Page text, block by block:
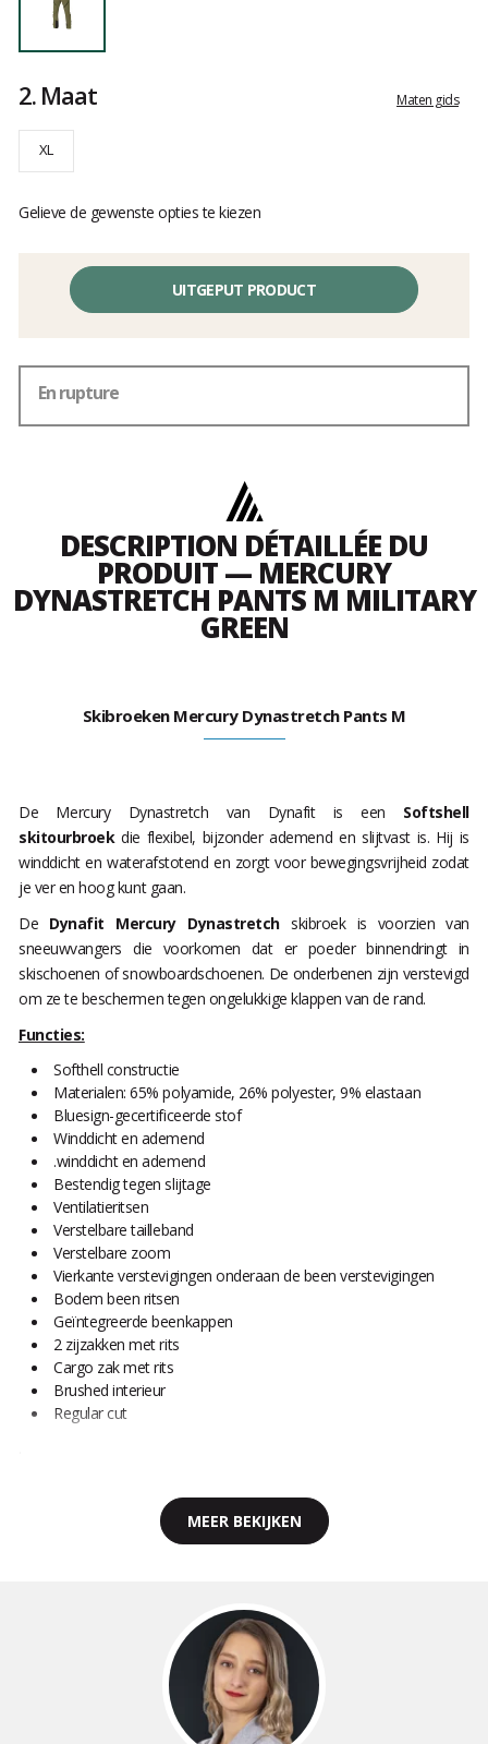
2.Maat Maten gids
XL
Gelieve de gewenste opties te kiezen
UITGEPUT PRODUCT
En rupture
DESCRIPTION DÉTAILLÉE DU
PRODUIT — MERCURY
DYNASTRETCH PANTS M MILITARY
GREEN
Skibroeken Mercury Dynastretch Pants M
De Mercury Dynastretch van Dynafit is een Softshell
skitourbroekdie flexibel, bijzonder ademend en slijtvast is. Hij is
winddicht en waterafstotend en zorgt voor bewegingsvrijheid zodat
je ver en hoog kunt gaan.
De Dynafit Mercury Dynastretch skibroek is voorzien van
sneeuwvangers die voorkomen dat er poeder binnendringt in
skischoenen of snowboardschoenen. De onderbenen zijn verstevigd
om ze te beschermen tegen ongelukkige klappen van de rand.
Functies:
Softhell constructie
Materialen: 65% polyamide, 26% polyester, 9% elastaan
Bluesign-gecertificeerde stof
Winddicht en ademend
.winddicht en ademend
Bestendig tegen slijtage
Ventilatieritsen
Verstelbare tailleband
Verstelbare zoom
Vierkante verstevigingen onderaan de been verstevigingen
Bodem been ritsen
Geïntegreerde beenkappen
2 zijzakken met rits
Cargo zak met rits
Brushed interieur
Regular cut
MEER BEKIJKEN